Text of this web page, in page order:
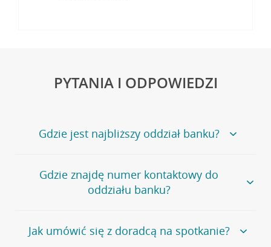
PYTANIA I ODPOWIEDZI
Gdzie jest najbliższy oddział banku?
Jeśli szukasz oddziału naszego banku, zapraszamy na
stronęPlacówki i bankomaty, na której znajduje się
wygodna wyszukiwarka.
oddziałów
Gdzie znajdę numer kontaktowy do
oddziału banku?
Bank Credit Agricole nie udostępnia ogólnego numeru
telefonu do placówki bankowej.
Jak umówić się z doradcą na spotkanie?